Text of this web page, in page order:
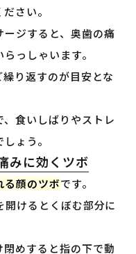
さい。
ジすると、奥歯の痛
っしゃいます。
り返すのが目安とな
食いしばりやストレ
ょう。
みに効くツボ
る顔のツボです。
けるとくぼむ部分に
めすると指の下で動